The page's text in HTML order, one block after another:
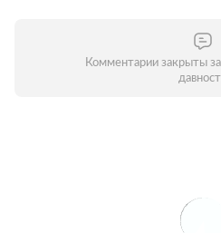
Комментарии закрыты